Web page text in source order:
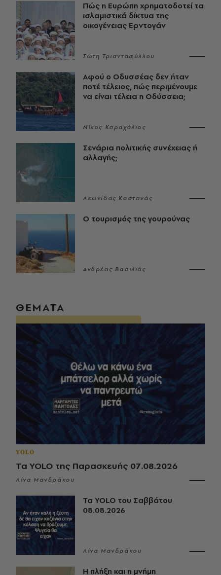
Πώς η Ευρώπη χρηματοδοτεί τα
ισλαμιστικά δίκτυα της
οικογένειας Ερντογάν
Σώτη Τριανταφύλλου
Αφού ο Οδυσσέας δεν ήταν
ποτέ τέλειος, πώς περιμένουμε
να είναι τέλεια η Οδύσσεια;
Νίκος Καραχάλιος
Σενάρια πολιτικής συνέχειας ή
αλλαγής;
Λεωνίδας Καστανάς
Ο τουρισμός της γουρούνας
Ανδρέας Βασιλιάς
ΘΕΜΑΤΑ
YOLO
Τα YOLO της Παρασκευής 07.08.2026
Λίνα Μανδράκου
Τα YOLO του Σαββάτου
08.08.2026
Λίνα Μανδράκου
Η πλήξη και η μνήμη